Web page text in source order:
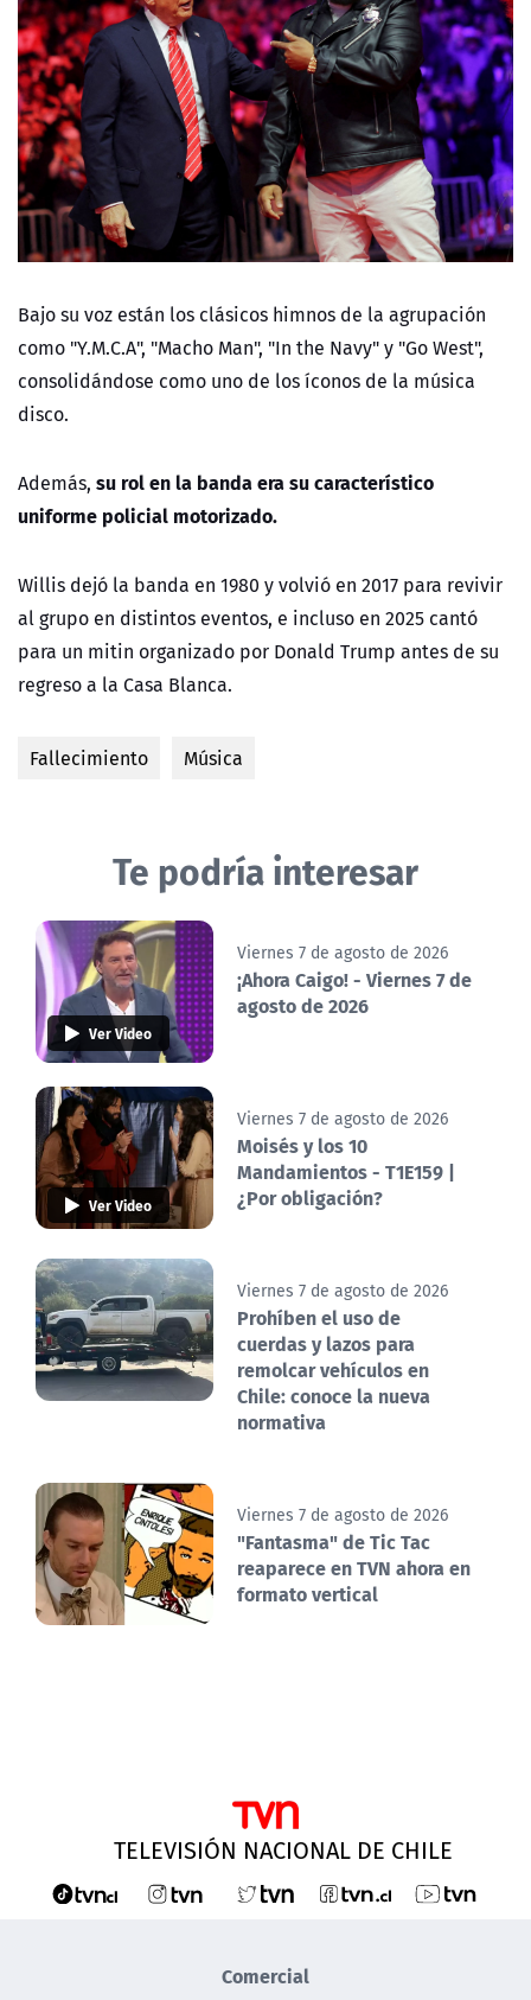
Bajo su voz están los clásicos himnos de la agrupación
como "Y.M.C.A", "Macho Man", "In the Navy" y "Go West",
consolidándose como uno de los íconos de la música
disco.
Además, su rol en la banda era su característico
uniforme policial motorizado.
Willis dejó la banda en 1980 y volvió en 2017 para revivir
al grupo en distintos eventos, e incluso en 2025 cantó
para un mitin organizado por Donald Trump antes de su
regreso a la Casa Blanca.
Fallecimiento Música
Te podría interesar
Ver Video
Viernes 7 de agosto de 2026
¡Ahora Caigo! - Viernes 7 de
agosto de 2026
Ver Video
Viernes 7 de agosto de 2026
Moisés y los 10
Mandamientos - T1E159 |
¿Por obligación?
Viernes 7 de agosto de 2026
Prohíben el uso de
cuerdas y lazos para
remolcar vehículos en
Chile: conoce la nueva
normativa
Viernes 7 de agosto de 2026
"Fantasma" de Tic Tac
reaparece en TVN ahora en
formato vertical
TELEVISIÓN NACIONAL DE CHILE
Comercial